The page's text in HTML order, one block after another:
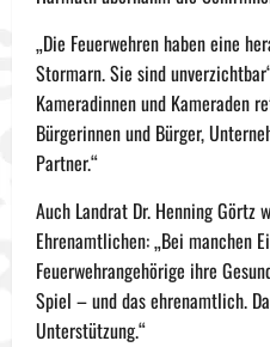
„Die Feuerwehren haben eine
Stormarn. Sie sind
Kameradinnen und Kameraden
Bürgerinnen und Bürger,
Partner.“
Auch Landrat Dr. Henning Görtz
Ehrenamtlichen: „Bei manchen
Feuerwehrangehörige ihre
Spiel – und das ehrenamtlich.
Unterstützung.“